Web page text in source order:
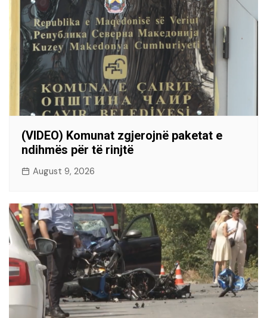
(VIDEO) Komunat zgjerojnë paketat e
ndihmës për të rinjtë
August 9, 2026